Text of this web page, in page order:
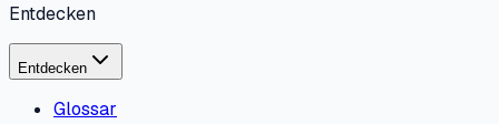
Entdecken
Entdecken
Glossar